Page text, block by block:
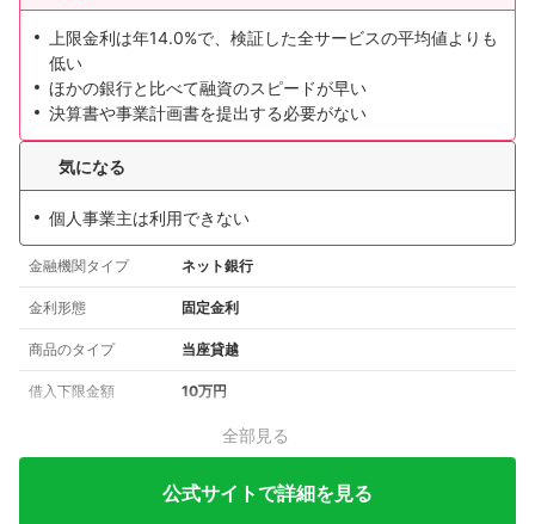
上限金利は年14.0%で、検証した全サービスの平均値よりも
低い
ほかの銀行と比べて融資のスピードが早い
決算書や事業計画書を提出する必要がない
気になる
個人事業主は利用できない
金融機関タイプ ネット銀行
金利形態 固定金利
商品のタイプ 当座貸越
借入下限金額 10万円
全部見る
公式サイトで詳細を見る